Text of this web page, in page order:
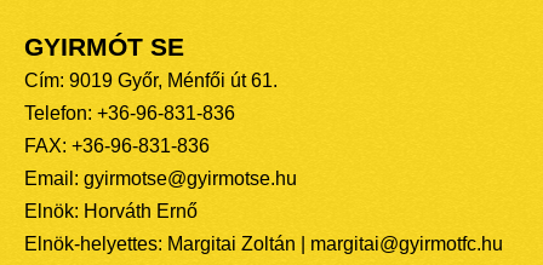
GYIRMÓT SE
Cím: 9019 Győr, Ménfői út 61.
Telefon: +36-96-831-836
FAX: +36-96-831-836
Email: gyirmotse@gyirmotse.hu
Elnök: Horváth Ernő
Elnök-helyettes: Margitai Zoltán | margitai@gyirmotfc.hu